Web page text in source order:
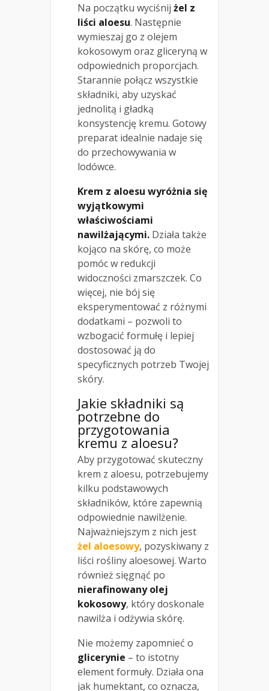
Na początku wyciśnij żel z
liści aloesu. Następnie
wymieszaj go z olejem
kokosowym oraz gliceryną w
odpowiednich proporcjach.
Starannie połącz wszystkie
składniki, aby uzyskać
jednolitą i gładką
konsystencję kremu. Gotowy
preparat idealnie nadaje się
do przechowywania w
lodówce.
Krem z aloesu wyróżnia się
wyjątkowymi
właściwościami
nawilżającymi. Działa także
kojąco na skórę, co może
pomóc w redukcji
widoczności zmarszczek. Co
więcej, nie bój się
eksperymentować z różnymi
dodatkami – pozwoli to
wzbogacić formułę i lepiej
dostosować ją do
specyficznych potrzeb Twojej
skóry.
Jakie składniki są
potrzebne do
przygotowania
kremu z aloesu?
Aby przygotować skuteczny
krem z aloesu, potrzebujemy
kilku podstawowych
składników, które zapewnią
odpowiednie nawilżenie.
Najważniejszym z nich jest
żel aloesowy, pozyskiwany z
liści rośliny aloesowej. Warto
również sięgnąć po
nierafinowany olej
kokosowy, który doskonale
nawilża i odżywia skórę.
Nie możemy zapomnieć o
glicerynie – to istotny
element formuły. Działa ona
jak humektant, co oznacza,